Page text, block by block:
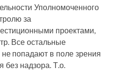
Уполномоченного
за
проектами,
Все остальные
попадают в поле зрения
без надзора. Т.о.